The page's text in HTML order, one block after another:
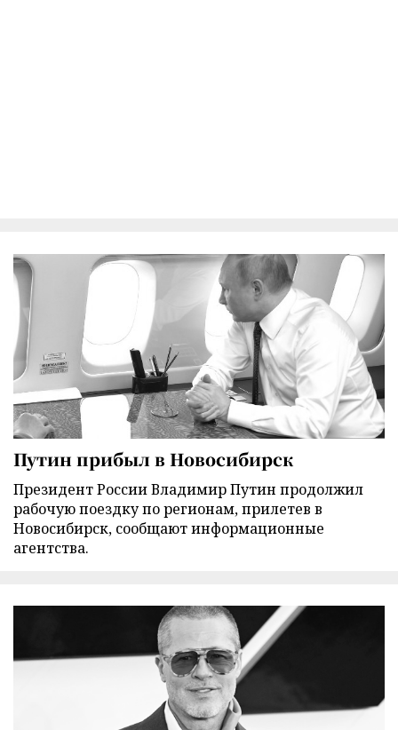
Путин прибыл в Новосибирск
Президент России Владимир Путин продолжил
рабочую поездку по регионам, прилетев в
Новосибирск, сообщают информационные
агентства.